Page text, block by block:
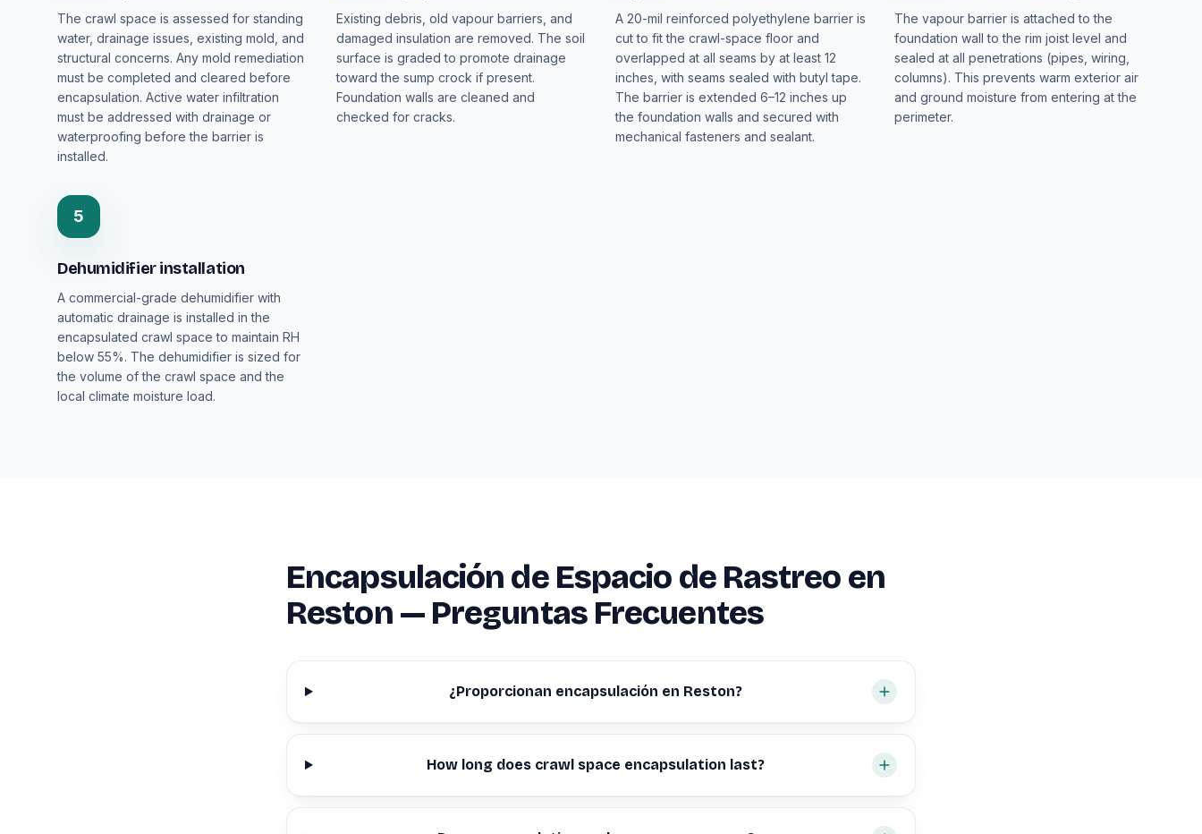
The crawl space is assessed for standing
water, drainage issues, existing mold, and
structural concerns. Any mold remediation
must be completed and cleared before
encapsulation. Active water infiltration
must be addressed with drainage or
waterproofing before the barrier is
installed.
Existing debris, old vapour barriers, and
damaged insulation are removed. The soil
surface is graded to promote drainage
toward the sump crock if present.
Foundation walls are cleaned and
checked for cracks.
A 20-mil reinforced polyethylene barrier is
cut to fit the crawl-space floor and
overlapped at all seams by at least 12
inches, with seams sealed with butyl tape.
The barrier is extended 6–12 inches up
the foundation walls and secured with
mechanical fasteners and sealant.
The vapour barrier is attached to the
foundation wall to the rim joist level and
sealed at all penetrations (pipes, wiring,
columns). This prevents warm exterior air
and ground moisture from entering at the
perimeter.
5
Dehumidifier installation
A commercial-grade dehumidifier with
automatic drainage is installed in the
encapsulated crawl space to maintain RH
below 55%. The dehumidifier is sized for
the volume of the crawl space and the
local climate moisture load.
Encapsulación de Espacio de Rastreo en
Reston — Preguntas Frecuentes
¿Proporcionan encapsulación en Reston?
How long does crawl space encapsulation last?